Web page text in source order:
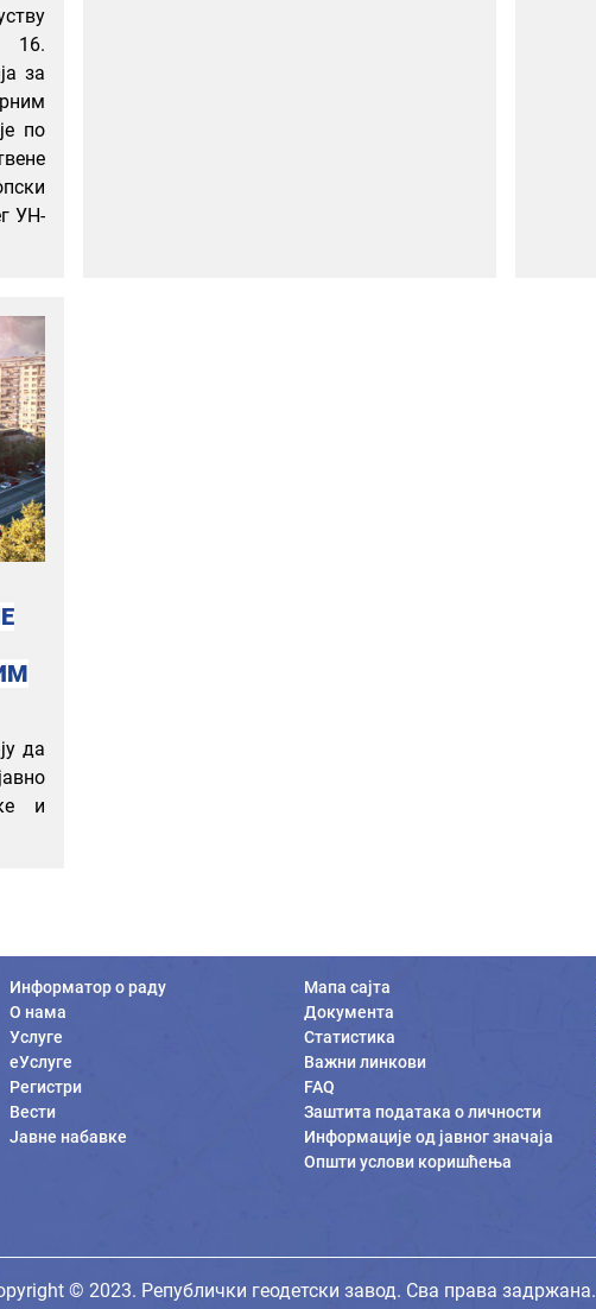
16.
за
по
УН-
да
и
Информатор о раду
О нама
Услуге
еУслуге
Регистри
Вести
Јавне набавке
Мапа сајта
Документа
Статистика
Важни линкови
FAQ
Заштита података о личности
Информације од јавног значаја
Општи услови коришћења
© 2023. Републички геодетски завод. Сва права задржана.